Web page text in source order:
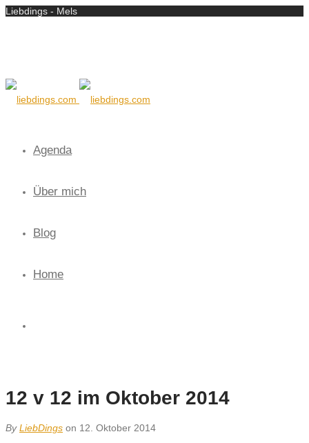
Liebdings - Mels
Agenda
Über mich
Blog
Home
12 v 12 im Oktober 2014
ByLiebDings on 12. Oktober 2014